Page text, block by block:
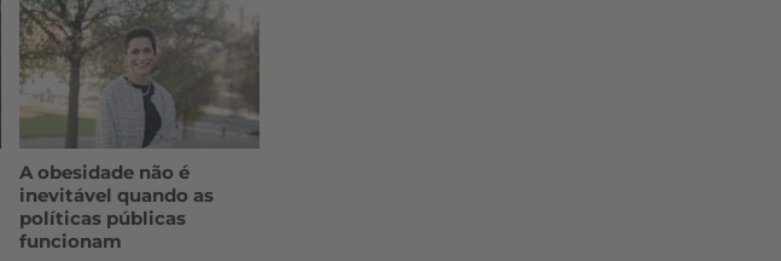
A obesidade não é
inevitável quando as
políticas públicas
funcionam